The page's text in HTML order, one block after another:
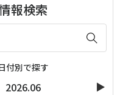
報検索
付別で探す
2026.06 ▶